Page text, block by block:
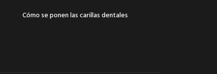
Cómo se ponen las carillas dentales